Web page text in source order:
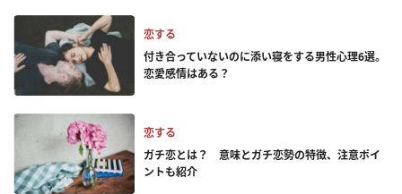
恋する
付き合っていないのに添い寝をする男性心理6選。
恋愛感情はある？
恋する
ガチ恋とは？ 意味とガチ恋勢の特徴、注意ポイ
ントも紹介